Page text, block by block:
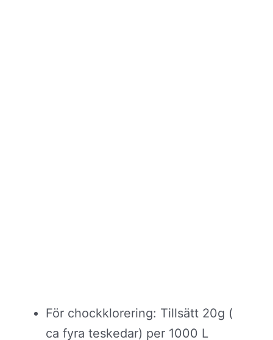
För chockklorering: Tillsätt 20g (
ca fyra teskedar) per 1000 L